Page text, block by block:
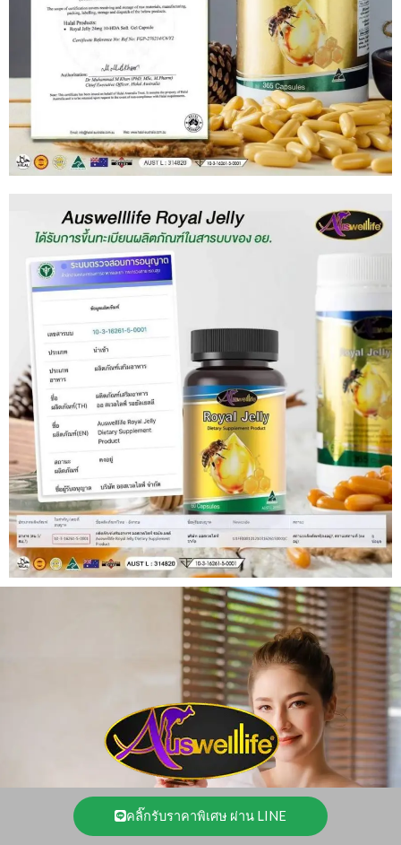
คลิ๊กรับราคาพิเศษ ผ่าน LINE